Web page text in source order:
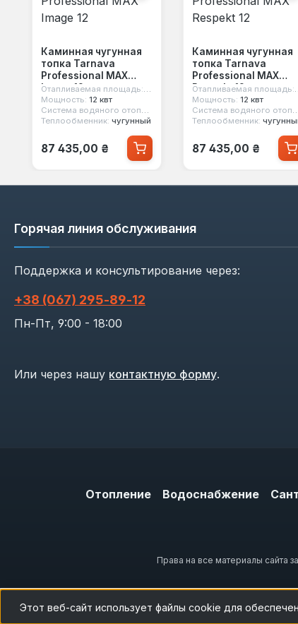
Каминная чугунная
топка Tarnava
Professional MAX
Image 12
Отапливаемая площадь:120 м²
Мощность: 12 квт
Система водяного отопления:
Теплообменник: чугунный
Обычная цена:
87 435,00 ₴
Каминная чугунная
топка Tarnava
Professional MAX
Respekt 12
Мощность: 12 квт
Система
Теплообменник:
Обычная цена:
87 435,00 ₴
Горячая линия обслуживания
Поддержка и консультирование через:
+38 (067) 295‑89‑12
Пн-Пт, 9:00 - 18:00
Или через нашу контактную форму.
Отопление Водоснабжение
Права на все материалы сайта
Этот веб-сайт использует файлы cookie для